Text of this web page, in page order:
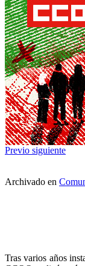
Previo siguiente
Archivado en
Tras varios años